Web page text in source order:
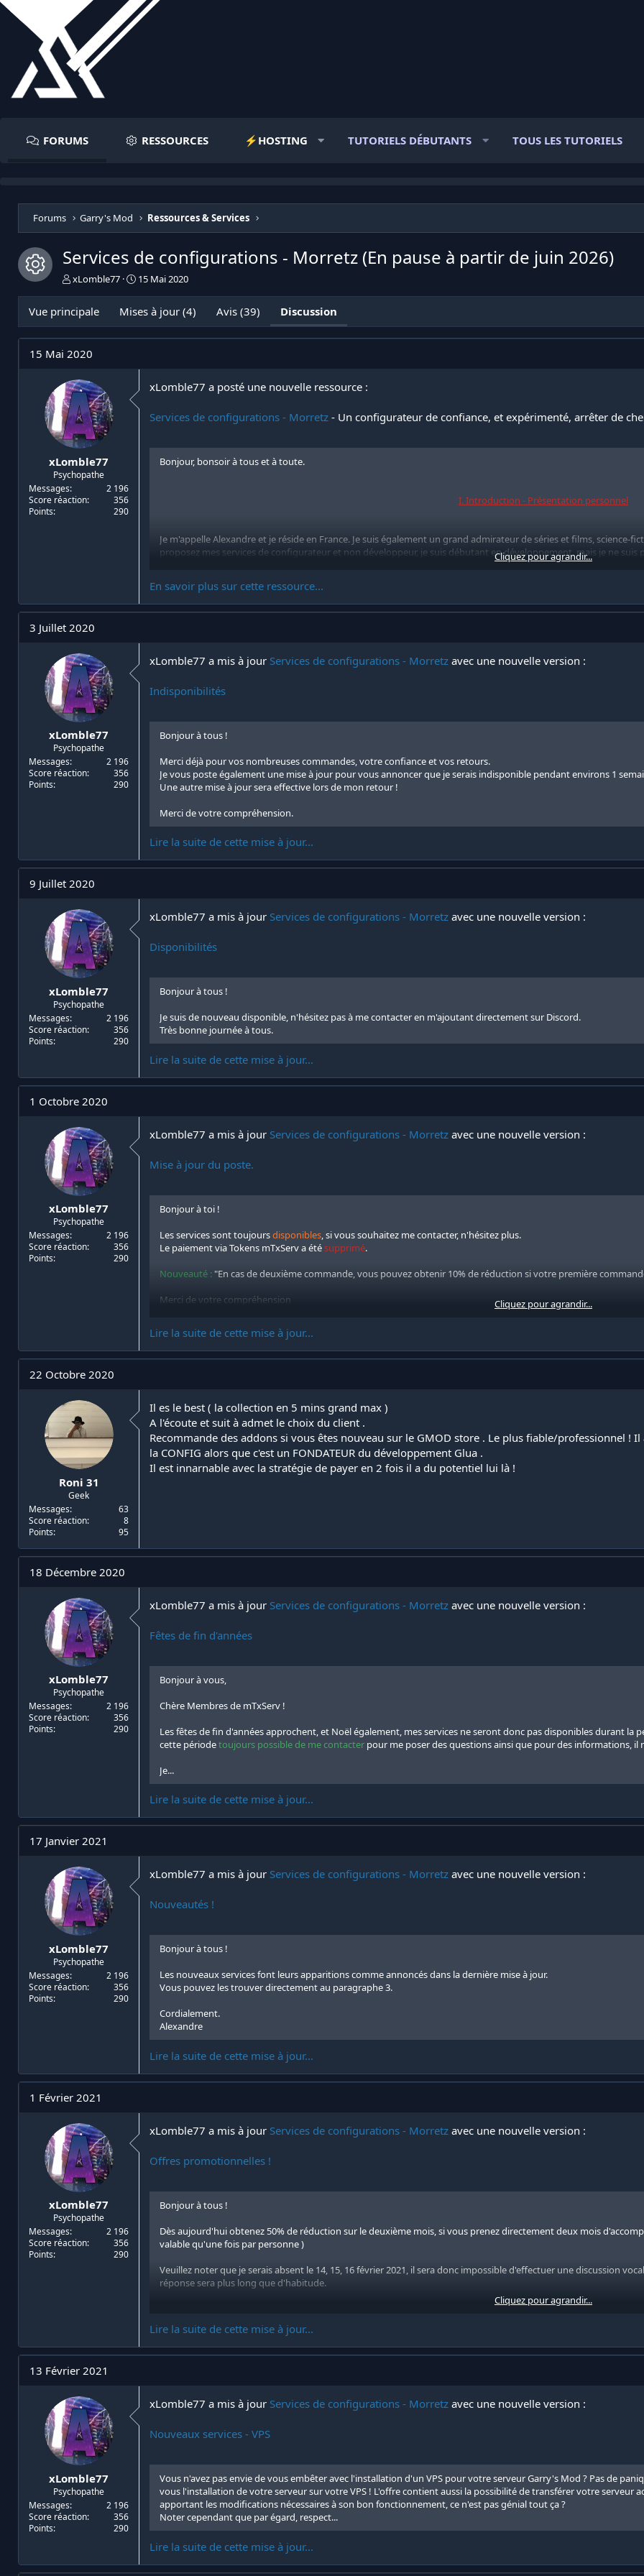
FORUMS RESSOURCES ⚡️HOSTING TUTORIELS DÉBUTANTS TOUS LES TUTORIELS
Forums Garry's Mod Ressources & Services
Icône de ressource
Services de configurations - Morretz (En pause à partir de juin 2026)
I
t
i
a
t
u
r
d
e
l
a
d
i
c
xLomble77
D
e
d
e
é
u
t
15 Mai 2020
Vue principale Mises à jour (4) Avis (39) Discussion
15 Mai 2020
xLomble77
Psychopathe
Messages
2 196
Score réaction
356
Points
290
xLomble77 a posté une nouvelle ressource :
Services de configurations - Morretz - Un configurateur de confiance, et expérimenté, arrêter de
Bonjour, bonsoir à tous et à toute.
I. Introduction - Présentation personnel
Je m'appelle Alexandre et je réside en France. Je suis également un grand admirateur de séries et films, science-
proposez mes services de configurateur et non développeur, je suis débutant en développement, mais je ne suis
Cliquez pour agrandir...
En savoir plus sur cette ressource...
3 Juillet 2020
xLomble77
Psychopathe
Messages
2 196
Score réaction
356
Points
290
xLomble77 a mis à jour Services de configurations - Morretz avec une nouvelle version :
Indisponibilités
Bonjour à tous !
Merci déjà pour vos nombreuses commandes, votre confiance et vos retours.
Je vous poste également une mise à jour pour vous annoncer que je serais indisponible pendant environs 1
Une autre mise à jour sera effective lors de mon retour !
Merci de votre compréhension.
Lire la suite de cette mise à jour...
9 Juillet 2020
xLomble77
Psychopathe
Messages
2 196
Score réaction
356
Points
290
xLomble77 a mis à jour Services de configurations - Morretz avec une nouvelle version :
Disponibilités
Bonjour à tous !
Je suis de nouveau disponible, n'hésitez pas à me contacter en m'ajoutant directement sur Discord.
Très bonne journée à tous.
Lire la suite de cette mise à jour...
1 Octobre 2020
xLomble77
Psychopathe
Messages
2 196
Score réaction
356
Points
290
xLomble77 a mis à jour Services de configurations - Morretz avec une nouvelle version :
Mise à jour du poste.
Bonjour à toi !
Les services sont toujoursdisponibles, si vous souhaitez me contacter, n'hésitez plus.
Le paiement via Tokens mTxServ a étésupprimé.
Nouveauté : "En cas de deuxième commande, vous pouvez obtenir 10% de réduction si votre première
Merci de votre compréhension
Cliquez pour agrandir...
Lire la suite de cette mise à jour...
22 Octobre 2020
Roni 31
Geek
Messages
63
Score réaction
8
Points
95
Il es le best ( la collection en 5 mins grand max )
A l'écoute et suit à admet le choix du client .
Recommande des addons si vous êtes nouveau sur le GMOD store . Le plus fiable/professionnel !
la CONFIG alors que c'est un FONDATEUR du développement Glua .
Il est innarnable avec la stratégie de payer en 2 fois il a du potentiel lui là !
18 Décembre 2020
xLomble77
Psychopathe
Messages
2 196
Score réaction
356
Points
290
xLomble77 a mis à jour Services de configurations - Morretz avec une nouvelle version :
Fêtes de fin d'années
Bonjour à vous,
Chère Membres de mTxServ !
Les fêtes de fin d'années approchent, et Noël également, mes services ne seront donc pas disponibles durant la
cette périodetoujours possible de me contacter pour me poser des questions ainsi que pour des informations, il
Je...
Lire la suite de cette mise à jour...
17 Janvier 2021
xLomble77
Psychopathe
Messages
2 196
Score réaction
356
Points
290
xLomble77 a mis à jour Services de configurations - Morretz avec une nouvelle version :
Nouveautés !
Bonjour à tous !
Les nouveaux services font leurs apparitions comme annoncés dans la dernière mise à jour.
Vous pouvez les trouver directement au paragraphe 3.
Cordialement.
Alexandre
Lire la suite de cette mise à jour...
1 Février 2021
xLomble77
Psychopathe
Messages
2 196
Score réaction
356
Points
290
xLomble77 a mis à jour Services de configurations - Morretz avec une nouvelle version :
Offres promotionnelles !
Bonjour à tous !
Dès aujourd'hui obtenez 50% de réduction sur le deuxième mois, si vous prenez directement deux mois
valable qu'une fois par personne )
Veuillez noter que je serais absent le 14, 15, 16 février 2021, il sera donc impossible d'effectuer une discussion
réponse sera plus long que d'habitude.
Cliquez pour agrandir...
Lire la suite de cette mise à jour...
13 Février 2021
xLomble77
Psychopathe
Messages
2 196
Score réaction
356
Points
290
xLomble77 a mis à jour Services de configurations - Morretz avec une nouvelle version :
Nouveaux services - VPS
Vous n'avez pas envie de vous embêter avec l'installation d'un VPS pour votre serveur Garry's Mod ? Pas de
vous l'installation de votre serveur sur votre VPS ! L'offre contient aussi la possibilité de transférer votre serveur
apportant les modifications nécessaires à son bon fonctionnement, ce n'est pas génial tout ça ?
Noter cependant que par égard, respect...
Lire la suite de cette mise à jour...